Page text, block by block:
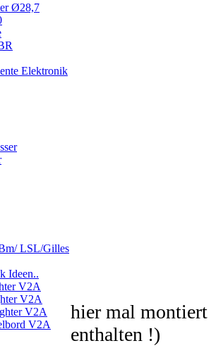
Ø28,7
Elektronik
LSL/Gilles
Ideen..
V2A
V2A
V2A
V2A
hier mal
enthalten !)